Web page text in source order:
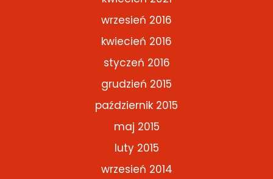
wrzesień 2016
kwiecień 2016
styczeń 2016
grudzień 2015
październik 2015
maj 2015
luty 2015
wrzesień 2014